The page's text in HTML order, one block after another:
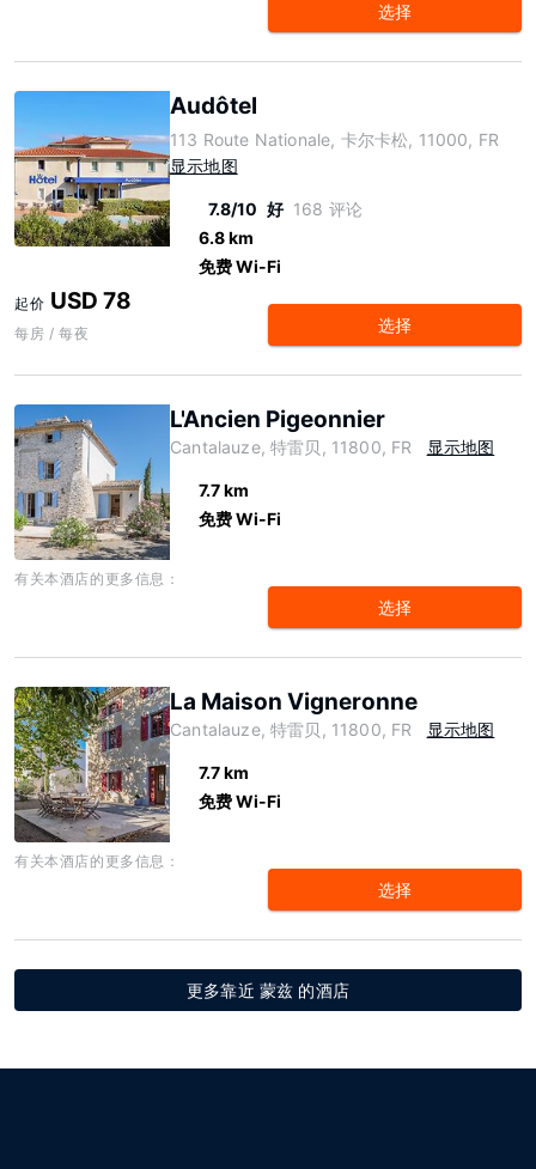
选择
Audôtel
113 Route Nationale, 卡尔卡松, 11000, FR
显示地图
7.8/10 好 168 评论
6.8 km
免费 Wi-Fi
起价 USD 78
每房 / 每夜 选择
L'Ancien Pigeonnier
Cantalauze, 特雷贝, 11800, FR 显示地图
7.7 km
免费 Wi-Fi
有关本酒店的更多信息：
选择
La Maison Vigneronne
Cantalauze, 特雷贝, 11800, FR 显示地图
7.7 km
免费 Wi-Fi
有关本酒店的更多信息：
选择
更多靠近 蒙兹 的酒店